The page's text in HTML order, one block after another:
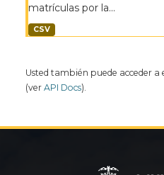
matrículas por la...
CSV
Usted también puede acceder
(ver API Docs).